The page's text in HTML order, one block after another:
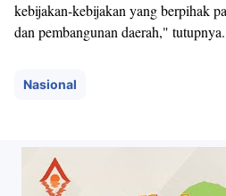
kebijakan-kebijakan yang berpihak
dan pembangunan daerah," tutupnya.
Nasional